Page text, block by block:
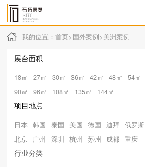
我的位置： 首页>国外案例>美洲案例
展台面积
18㎡ 27㎡ 30㎡ 36㎡ 42㎡ 48㎡ 54㎡
90㎡
96㎡ 108㎡ 135㎡ 144㎡
项目地点
日本 韩国 泰国 美国 德国 迪拜 俄罗斯
北京
广州 深圳 杭州 苏州 成都 重庆
行业分类